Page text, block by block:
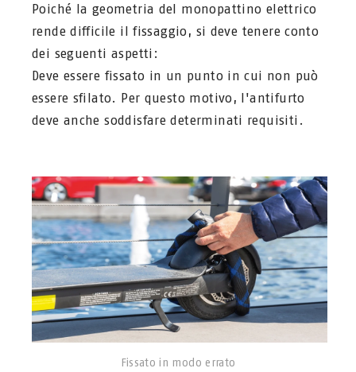
Poiché la geometria del monopattino elettrico
rende difficile il fissaggio, si deve tenere conto
dei seguenti aspetti:
Deve essere fissato in un punto in cui non può
essere sfilato. Per questo motivo, l'antifurto
deve anche soddisfare determinati requisiti.
Fissato in modo errato